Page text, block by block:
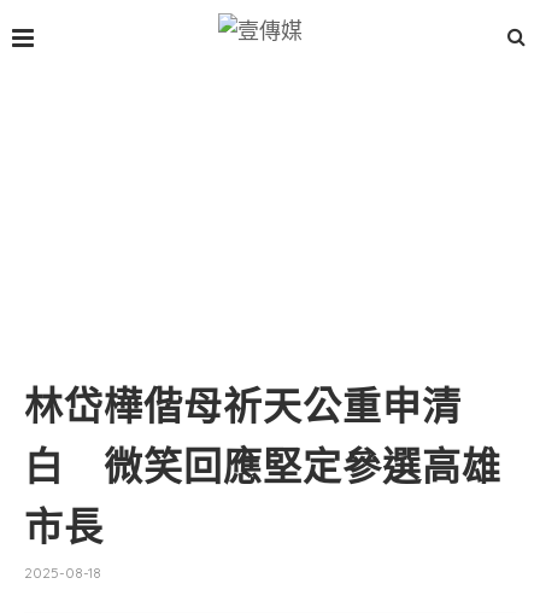
林岱樺偕母祈天公重申清
白 微笑回應堅定參選高雄
市長
2025-08-18